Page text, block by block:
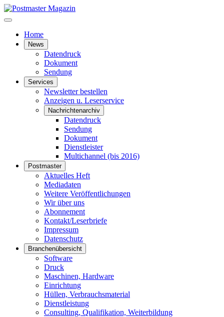
Home
News
Datendruck
Dokument
Sendung
Services
Newsletter bestellen
Anzeigen u. Leserservice
Nachrichtenarchiv
Datendruck
Sendung
Dokument
Dienstleister
Multichannel (bis 2016)
Postmaster
Aktuelles Heft
Mediadaten
Weitere Veröffentlichungen
Wir über uns
Abonnement
Kontakt/Leserbriefe
Impressum
Datenschutz
Branchenübersicht
Software
Druck
Maschinen, Hardware
Einrichtung
Hüllen, Verbrauchsmaterial
Dienstleistung
Consulting, Qualifikation, Weiterbildung